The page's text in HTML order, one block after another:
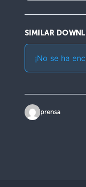
SIMILAR
¡No se ha
prensa